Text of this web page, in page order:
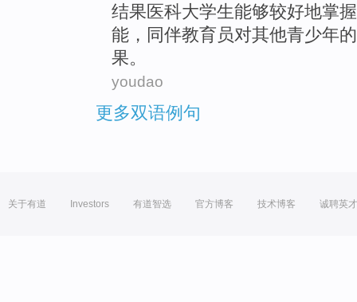
结果医科大学生能够较好地掌
能 ， 同伴教育 员对其他青少年的
果。
youdao
更多双语例句
关于有道 Investors 有道智选 官方博客 技术博客 诚聘英才